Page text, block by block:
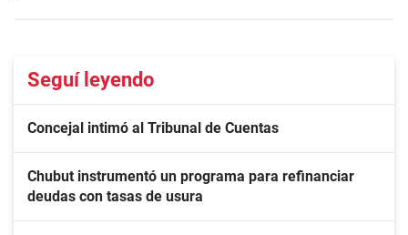
Seguí leyendo
Concejal intimó al Tribunal de Cuentas
Chubut instrumentó un programa para refinanciar
deudas con tasas de usura